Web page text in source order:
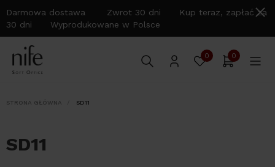
Darmowa dostawa Zwrot 30 dni Kup teraz, zapłać za
30 dni Wyprodukowane w Polsce
0 0
STRONA GŁÓWNA SD11
SD11